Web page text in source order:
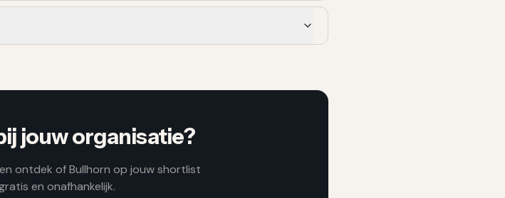
jouw organisatie?
ontdek ofBullhorn op jouw shortlist
en onafhankelijk.